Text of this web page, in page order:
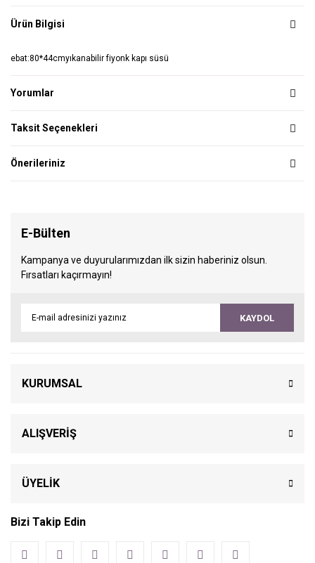
Ürün Bilgisi
ebat:80*44cmyıkanabilir fiyonk kapı süsü
Yorumlar
Taksit Seçenekleri
Önerileriniz
E-Bülten
Kampanya ve duyurularımızdan ilk sizin haberiniz olsun.
Fırsatları kaçırmayın!
KAYDOL
KURUMSAL
ALIŞVERİŞ
ÜYELİK
Bizi Takip Edin